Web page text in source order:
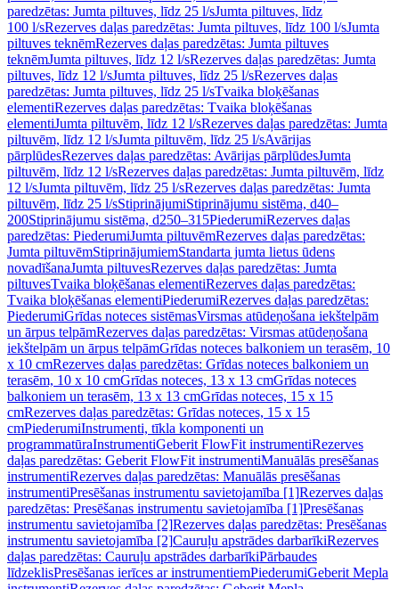
paredzētas: Jumta piltuves, līdz 25 l/sJumta piltuves, līdz
100 l/sRezerves daļas paredzētas: Jumta piltuves, līdz 100 l/sJumta
piltuves teknēmRezerves daļas paredzētas: Jumta piltuves
teknēmJumta piltuves, līdz 12 l/sRezerves daļas paredzētas: Jumta
piltuves, līdz 12 l/sJumta piltuves, līdz 25 l/sRezerves daļas
paredzētas: Jumta piltuves, līdz 25 l/sTvaika bloķēšanas
elementiRezerves daļas paredzētas: Tvaika bloķēšanas
elementiJumta piltuvēm, līdz 12 l/sRezerves daļas paredzētas: Jumta
piltuvēm, līdz 12 l/sJumta piltuvēm, līdz 25 l/sAvārijas
pārplūdesRezerves daļas paredzētas: Avārijas pārplūdesJumta
piltuvēm, līdz 12 l/sRezerves daļas paredzētas: Jumta piltuvēm, līdz
12 l/sJumta piltuvēm, līdz 25 l/sRezerves daļas paredzētas: Jumta
piltuvēm, līdz 25 l/sStiprinājumiStiprinājumu sistēma, d40–
200Stiprinājumu sistēma, d250–315PiederumiRezerves daļas
paredzētas: PiederumiJumta piltuvēmRezerves daļas paredzētas:
Jumta piltuvēmStiprinājumiemStandarta jumta lietus ūdens
novadīšanaJumta piltuvesRezerves daļas paredzētas: Jumta
piltuvesTvaika bloķēšanas elementiRezerves daļas paredzētas:
Tvaika bloķēšanas elementiPiederumiRezerves daļas paredzētas:
PiederumiGrīdas noteces sistēmasVirsmas atūdeņošana iekštelpām
un ārpus telpāmRezerves daļas paredzētas: Virsmas atūdeņošana
iekštelpām un ārpus telpāmGrīdas noteces balkoniem un terasēm, 10
x 10 cmRezerves daļas paredzētas: Grīdas noteces balkoniem un
terasēm, 10 x 10 cmGrīdas noteces, 13 x 13 cmGrīdas noteces
balkoniem un terasēm, 13 x 13 cmGrīdas noteces, 15 x 15
cmRezerves daļas paredzētas: Grīdas noteces, 15 x 15
cmPiederumiInstrumenti, tīkla komponenti un
programmatūraInstrumentiGeberit FlowFit instrumentiRezerves
daļas paredzētas: Geberit FlowFit instrumentiManuālās presēšanas
instrumentiRezerves daļas paredzētas: Manuālās presēšanas
instrumentiPresēšanas instrumentu savietojamība [1]Rezerves daļas
paredzētas: Presēšanas instrumentu savietojamība [1]Presēšanas
instrumentu savietojamība [2]Rezerves daļas paredzētas: Presēšanas
instrumentu savietojamība [2]Cauruļu apstrādes darbarīkiRezerves
daļas paredzētas: Cauruļu apstrādes darbarīkiPārbaudes
līdzeklisPresēšanas ierīces ar instrumentiemPiederumiGeberit Mepla